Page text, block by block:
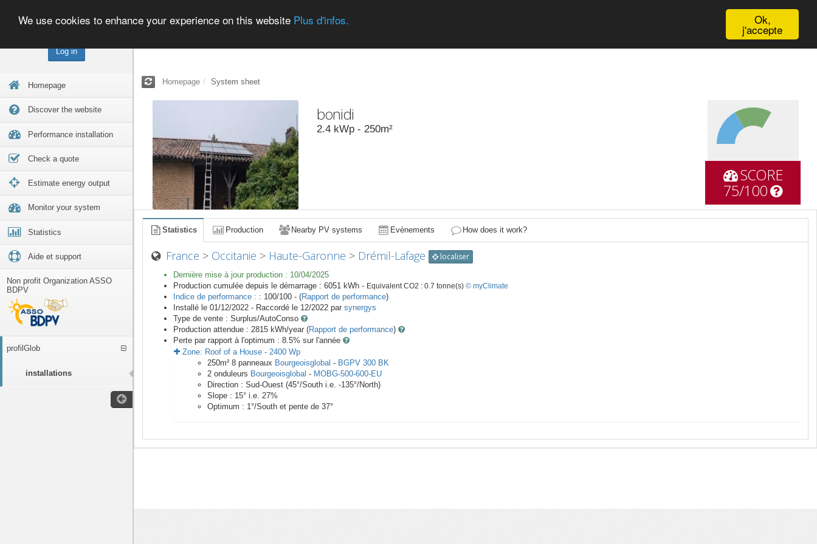
Log in
Homepage
Discover the website
Performance installation
Check a quote
Estimate energy output
Monitor your system
Statistics
Aide et support
Non profit Organization ASSO
BDPV
profilGlob
installations
Ok,
j'accepte
We use cookies to enhance your experience on this website Plus d'infos.
Homepage System sheet
bonidi
2.4 kWp - 250m²
SCORE
75/100
Statistics Production Nearby PV systems Evènements How does it work?
France > Occitanie > Haute-Garonne > Drémil-Lafage localiser
Dernière mise à jour production : 10/04/2025
Production cumulée depuis le démarrage : 6051 kWh - Equivalent CO2 : 0.7 tonne(s) © myClimate
Indice de performance : : 100/100 - (Rapport de performance)
Installé le 01/12/2022 - Raccordé le 12/2022 par synergys
Type de vente : Surplus/AutoConso
Production attendue : 2815 kWh/year (Rapport de performance)
Perte par rapport à l'optimum : 8.5% sur l'année
Zone: Roof of a House - 2400 Wp
250m² 8 panneaux Bourgeoisglobal - BGPV 300 BK
2 onduleurs Bourgeoisglobal - MOBG-500-600-EU
Direction : Sud-Ouest (45°/South i.e. -135°/North)
Slope : 15° i.e. 27%
Optimum : 1°/South et pente de 37°